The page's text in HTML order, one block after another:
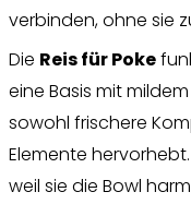
verbinden, ohne sie
Die Reis für Poke
eine Basis mit
sowohl frischere
Elemente
weil sie die Bowl